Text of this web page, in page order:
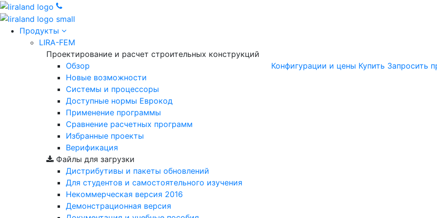
Продукты
LIRA-FEM
Проектирование и расчет строительных конструкций
Обзор
Новые возможности
Cистемы и процессоры
Доступные нормы Еврокод
Применение программы
Сравнение расчетных программ
Избранные проекты
Верификация
Конфигурации и цены Купить Запросить
Файлы для загрузки
Дистрибутивы и пакеты обновлений
Для студентов и самостоятельного изучения
Некоммерческая версия 2016
Демонстрационная версия